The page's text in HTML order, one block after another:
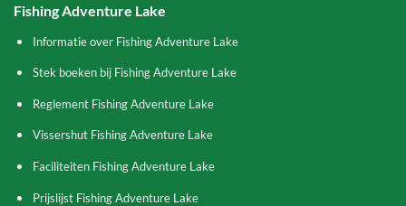
Fishing Adventure Lake
Informatie over Fishing Adventure Lake
Stek boeken bij Fishing Adventure Lake
Reglement Fishing Adventure Lake
Vissershut Fishing Adventure Lake
Faciliteiten Fishing Adventure Lake
Prijslijst Fishing Adventure Lake